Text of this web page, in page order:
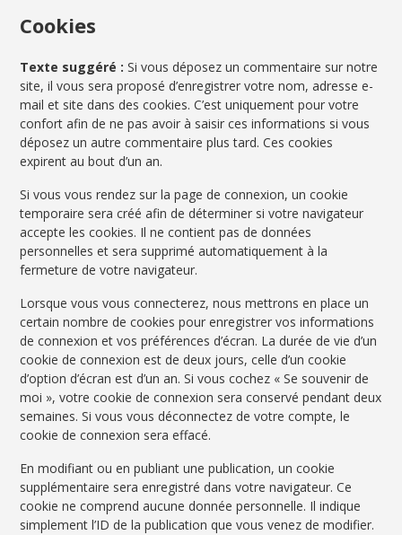
Cookies
Texte suggéré :Si vous déposez un commentaire sur notre
site, il vous sera proposé d’enregistrer votre nom, adresse e-
mail et site dans des cookies. C’est uniquement pour votre
confort afin de ne pas avoir à saisir ces informations si vous
déposez un autre commentaire plus tard. Ces cookies
expirent au bout d’un an.
Si vous vous rendez sur la page de connexion, un cookie
temporaire sera créé afin de déterminer si votre navigateur
accepte les cookies. Il ne contient pas de données
personnelles et sera supprimé automatiquement à la
fermeture de votre navigateur.
Lorsque vous vous connecterez, nous mettrons en place un
certain nombre de cookies pour enregistrer vos informations
de connexion et vos préférences d’écran. La durée de vie d’un
cookie de connexion est de deux jours, celle d’un cookie
d’option d’écran est d’un an. Si vous cochez « Se souvenir de
moi », votre cookie de connexion sera conservé pendant deux
semaines. Si vous vous déconnectez de votre compte, le
cookie de connexion sera effacé.
En modifiant ou en publiant une publication, un cookie
supplémentaire sera enregistré dans votre navigateur. Ce
cookie ne comprend aucune donnée personnelle. Il indique
simplement l’ID de la publication que vous venez de modifier.